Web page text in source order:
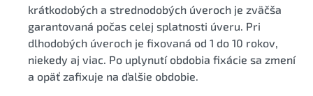
krátkodobých a strednodobých úveroch je zväčša
garantovaná počas celej splatnosti úveru. Pri
dlhodobých úveroch je fixovaná od 1 do 10 rokov,
niekedy aj viac. Po uplynutí obdobia fixácie sa zmení
a opäť zafixuje na ďalšie obdobie.